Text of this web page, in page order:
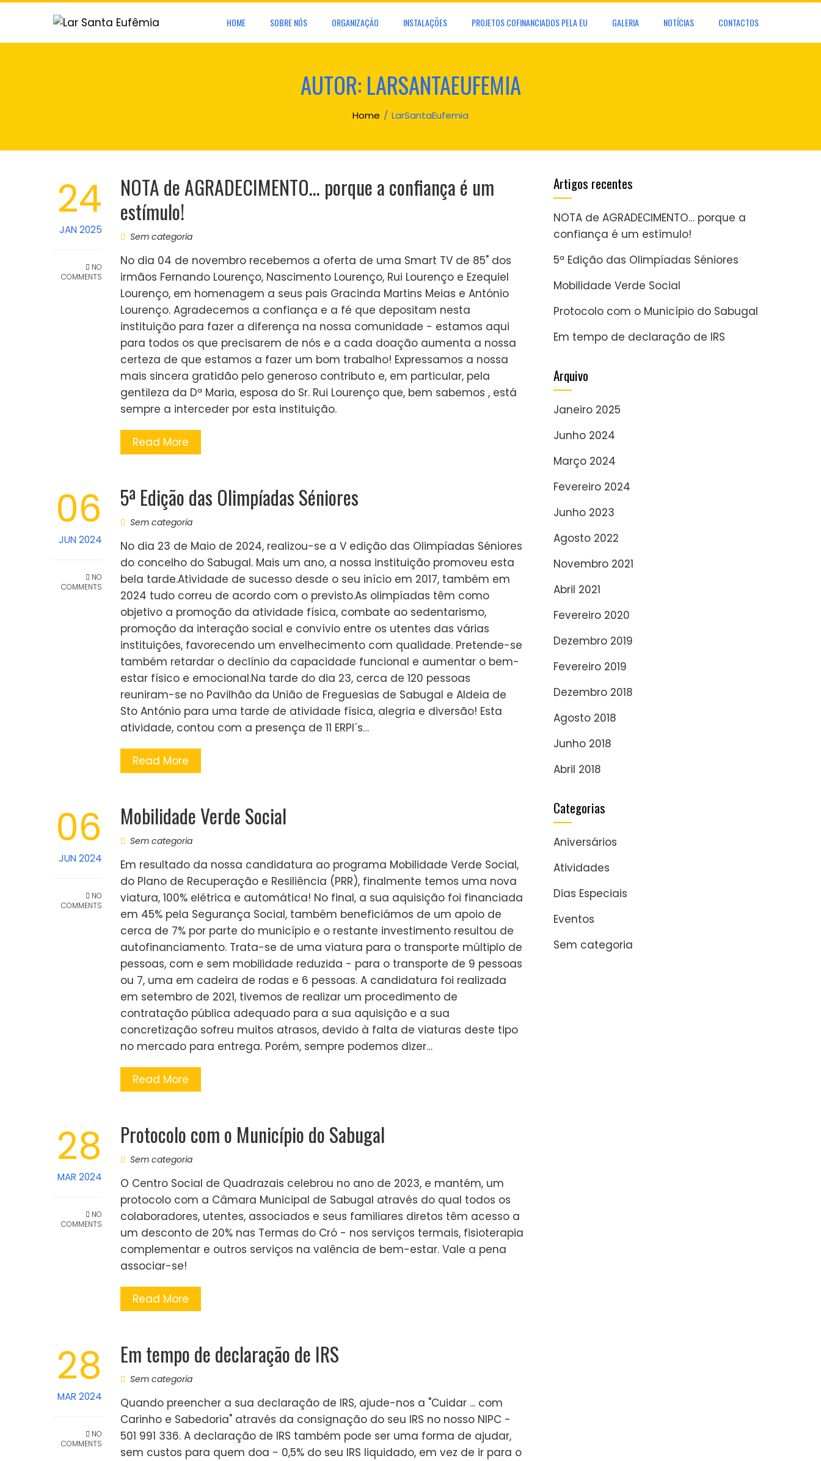
Skip
content
HOME SOBRE NÓS ORGANIZAÇÃO INSTALAÇÕES PROJETOS COFINANCIADOS PELA EU GALERIA NOTÍCIAS CONTACTOS
AUTOR: LARSANTAEUFEMIA
Home LarSantaEufemia
24
JAN 2025
NO
COMMENTS
NOTA de AGRADECIMENTO… porque a confiança é um
estímulo!
Sem categoria
No dia 04 de novembro recebemos a oferta de uma Smart TV de 85" dos
irmãos Fernando Lourenço, Nascimento Lourenço, Rui Lourenço e Ezequiel
Lourenço, em homenagem a seus pais Gracinda Martins Meias e António
Lourenço. Agradecemos a confiança e a fé que depositam nesta
instituição para fazer a diferença na nossa comunidade - estamos aqui
para todos os que precisarem de nós e a cada doação aumenta a nossa
certeza de que estamos a fazer um bom trabalho! Expressamos a nossa
mais sincera gratidão pelo generoso contributo e, em particular, pela
gentileza da Dª Maria, esposa do Sr. Rui Lourenço que, bem sabemos , está
sempre a interceder por esta instituição.
Read More
06
JUN 2024
NO
COMMENTS
5ª Edição das Olimpíadas Séniores
Sem categoria
No dia 23 de Maio de 2024, realizou-se a V edição das Olimpíadas Séniores
do concelho do Sabugal. Mais um ano, a nossa instituição promoveu esta
bela tarde.Atividade de sucesso desde o seu início em 2017, também em
2024 tudo correu de acordo com o previsto.As olimpíadas têm como
objetivo a promoção da atividade física, combate ao sedentarismo,
promoção da interação social e convívio entre os utentes das várias
instituições, favorecendo um envelhecimento com qualidade. Pretende-se
também retardar o declínio da capacidade funcional e aumentar o bem-
estar físico e emocional.Na tarde do dia 23, cerca de 120 pessoas
reuniram-se no Pavilhão da União de Freguesias de Sabugal e Aldeia de
Sto António para uma tarde de atividade física, alegria e diversão! Esta
atividade, contou com a presença de 11 ERPI´s…
Read More
06
JUN 2024
NO
COMMENTS
Mobilidade Verde Social
Sem categoria
Em resultado da nossa candidatura ao programa Mobilidade Verde Social,
do Plano de Recuperação e Resiliência (PRR), finalmente temos uma nova
viatura, 100% elétrica e automática! No final, a sua aquisição foi financiada
em 45% pela Segurança Social, também beneficiámos de um apoio de
cerca de 7% por parte do município e o restante investimento resultou de
autofinanciamento. Trata-se de uma viatura para o transporte múltiplo de
pessoas, com e sem mobilidade reduzida - para o transporte de 9 pessoas
ou 7, uma em cadeira de rodas e 6 pessoas. A candidatura foi realizada
em setembro de 2021, tivemos de realizar um procedimento de
contratação pública adequado para a sua aquisição e a sua
concretização sofreu muitos atrasos, devido à falta de viaturas deste tipo
no mercado para entrega. Porém, sempre podemos dizer…
Read More
28
MAR 2024
NO
COMMENTS
Protocolo com o Município do Sabugal
Sem categoria
O Centro Social de Quadrazais celebrou no ano de 2023, e mantém, um
protocolo com a Câmara Municipal de Sabugal através do qual todos os
colaboradores, utentes, associados e seus familiares diretos têm acesso a
um desconto de 20% nas Termas do Cró - nos serviços termais, fisioterapia
complementar e outros serviços na valência de bem-estar. Vale a pena
associar-se!
Read More
28
MAR 2024
NO
COMMENTS
Em tempo de declaração de IRS
Sem categoria
Quando preencher a sua declaração de IRS, ajude-nos a "Cuidar ... com
Carinho e Sabedoria" através da consignação do seu IRS no nosso NIPC -
501 991 336. A declaração de IRS também pode ser uma forma de ajudar,
sem custos para quem doa - 0,5% do seu IRS liquidado, em vez de ir para o
Artigos recentes
NOTA de AGRADECIMENTO… porque a
confiança é um estímulo!
5ª Edição das Olimpíadas Séniores
Mobilidade Verde Social
Protocolo com o Município do Sabugal
Em tempo de declaração de IRS
Arquivo
Janeiro 2025
Junho 2024
Março 2024
Fevereiro 2024
Junho 2023
Agosto 2022
Novembro 2021
Abril 2021
Fevereiro 2020
Dezembro 2019
Fevereiro 2019
Dezembro 2018
Agosto 2018
Junho 2018
Abril 2018
Categorias
Aniversários
Atividades
Dias Especiais
Eventos
Sem categoria